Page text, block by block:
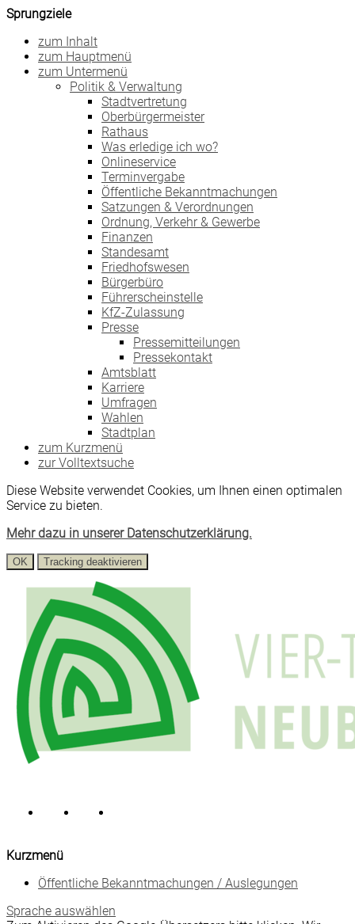
Sprungziele
zum Inhalt
zum Hauptmenü
zum Untermenü
Politik & Verwaltung
Stadtvertretung
Oberbürgermeister
Rathaus
Was erledige ich wo?
Onlineservice
Terminvergabe
Öffentliche Bekanntmachungen
Satzungen & Verordnungen
Ordnung, Verkehr & Gewerbe
Finanzen
Standesamt
Friedhofswesen
Bürgerbüro
Führerscheinstelle
KfZ-Zulassung
Presse
Pressemitteilungen
Pressekontakt
Amtsblatt
Karriere
Umfragen
Wahlen
Stadtplan
zum Kurzmenü
zur Volltextsuche
Diese Website verwendet Cookies, um Ihnen einen optimalen
Service zu bieten.
Mehr dazu in unserer Datenschutzerklärung.
OK Tracking deaktivieren
Kurzmenü
Öffentliche Bekanntmachungen / Auslegungen
Sprache auswählen